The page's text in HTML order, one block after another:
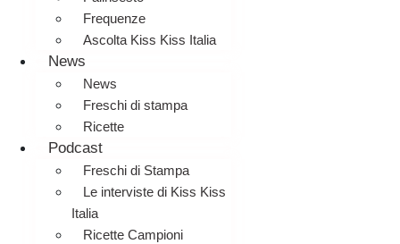
Frequenze
Ascolta Kiss Kiss Italia
News
News
Freschi di stampa
Ricette
Podcast
Freschi di Stampa
Le interviste di Kiss Kiss
Italia
Ricette Campioni